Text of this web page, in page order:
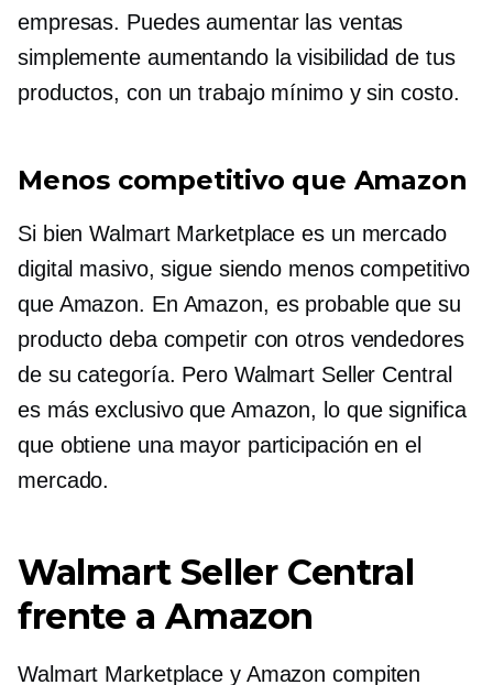
empresas. Puedes aumentar las ventas
simplemente aumentando la visibilidad de tus
productos, con un trabajo mínimo y sin costo.
Menos competitivo que Amazon
Si bien Walmart Marketplace es un mercado
digital masivo, sigue siendo menos competitivo
que Amazon. En Amazon, es probable que su
producto deba competir con otros vendedores
de su categoría. Pero Walmart Seller Central
es más exclusivo que Amazon, lo que significa
que obtiene una mayor participación en el
mercado.
Walmart Seller Central
frente a Amazon
Walmart Marketplace y Amazon compiten